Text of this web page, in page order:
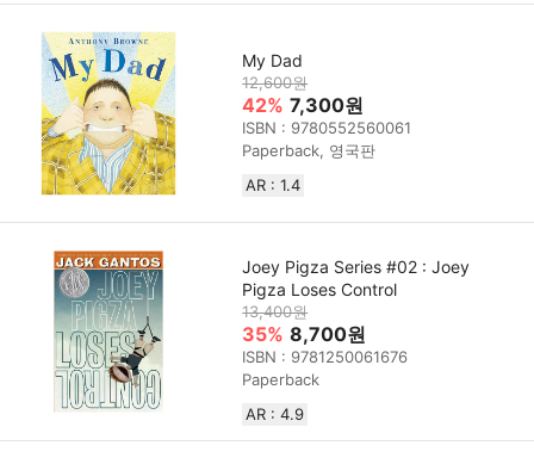
My Dad
12,600원
42% 7,300원
ISBN : 9780552560061
Paperback, 영국판
AR : 1.4
Joey Pigza Series #02 : Joey
Pigza Loses Control
13,400원
35% 8,700원
ISBN : 9781250061676
Paperback
AR : 4.9